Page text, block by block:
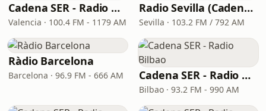
Cadena SER - Radio Valencia
Valencia · 100.4 FM - 1179 AM
Radio Sevilla (Cadena SER)
Sevilla · 103.2 FM / 792 AM
Ràdio Barcelona
Barcelona · 96.9 FM - 666 AM Cadena SER - Radio Bilbao
Bilbao · 93.2 FM - 990 AM